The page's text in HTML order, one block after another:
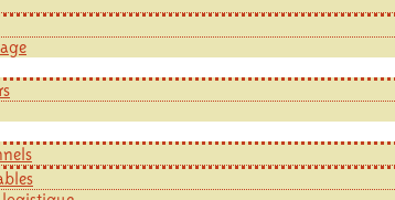
logistique